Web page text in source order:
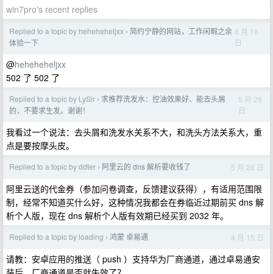
win7pro's recent replies
Replied to a topic by heheheheljxx › 简约宁静的网站，工作闲暇之余
体验一下
6 月 18
日
@heheheheljxx
502 了 502 了
Replied to a topic by LySir › 求推荐洗发水：控油效果好、能去头屑
的，不要求生发。谢谢！
5 月 28
日
我看过一个说法：去头屑和洗发水关系不大，和洗头方法关系大，重
点是要按摩头皮。
Replied to a topic by ddter › 阿里云的 dns 解析要收钱了 5 月 26 日
阿里云送的代金券（参加问卷调查，反馈建议获得），有适用范围限
制，经常不知道买什么好，这种情况我都会在券临近过期前买 dns 解
析个人版，现在 dns 解析个人版有效期已经买到 2032 年。
Replied to a topic by loading › 鸿蒙 卓易通 4 月 15 日
请教：安卓应用的推送（ push ）支持华为厂商通道，通过卓易通安